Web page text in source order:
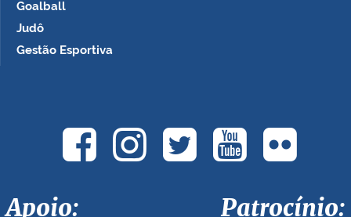
Goalball
Judô
Gestão Esportiva
Apoio: Patrocínio: